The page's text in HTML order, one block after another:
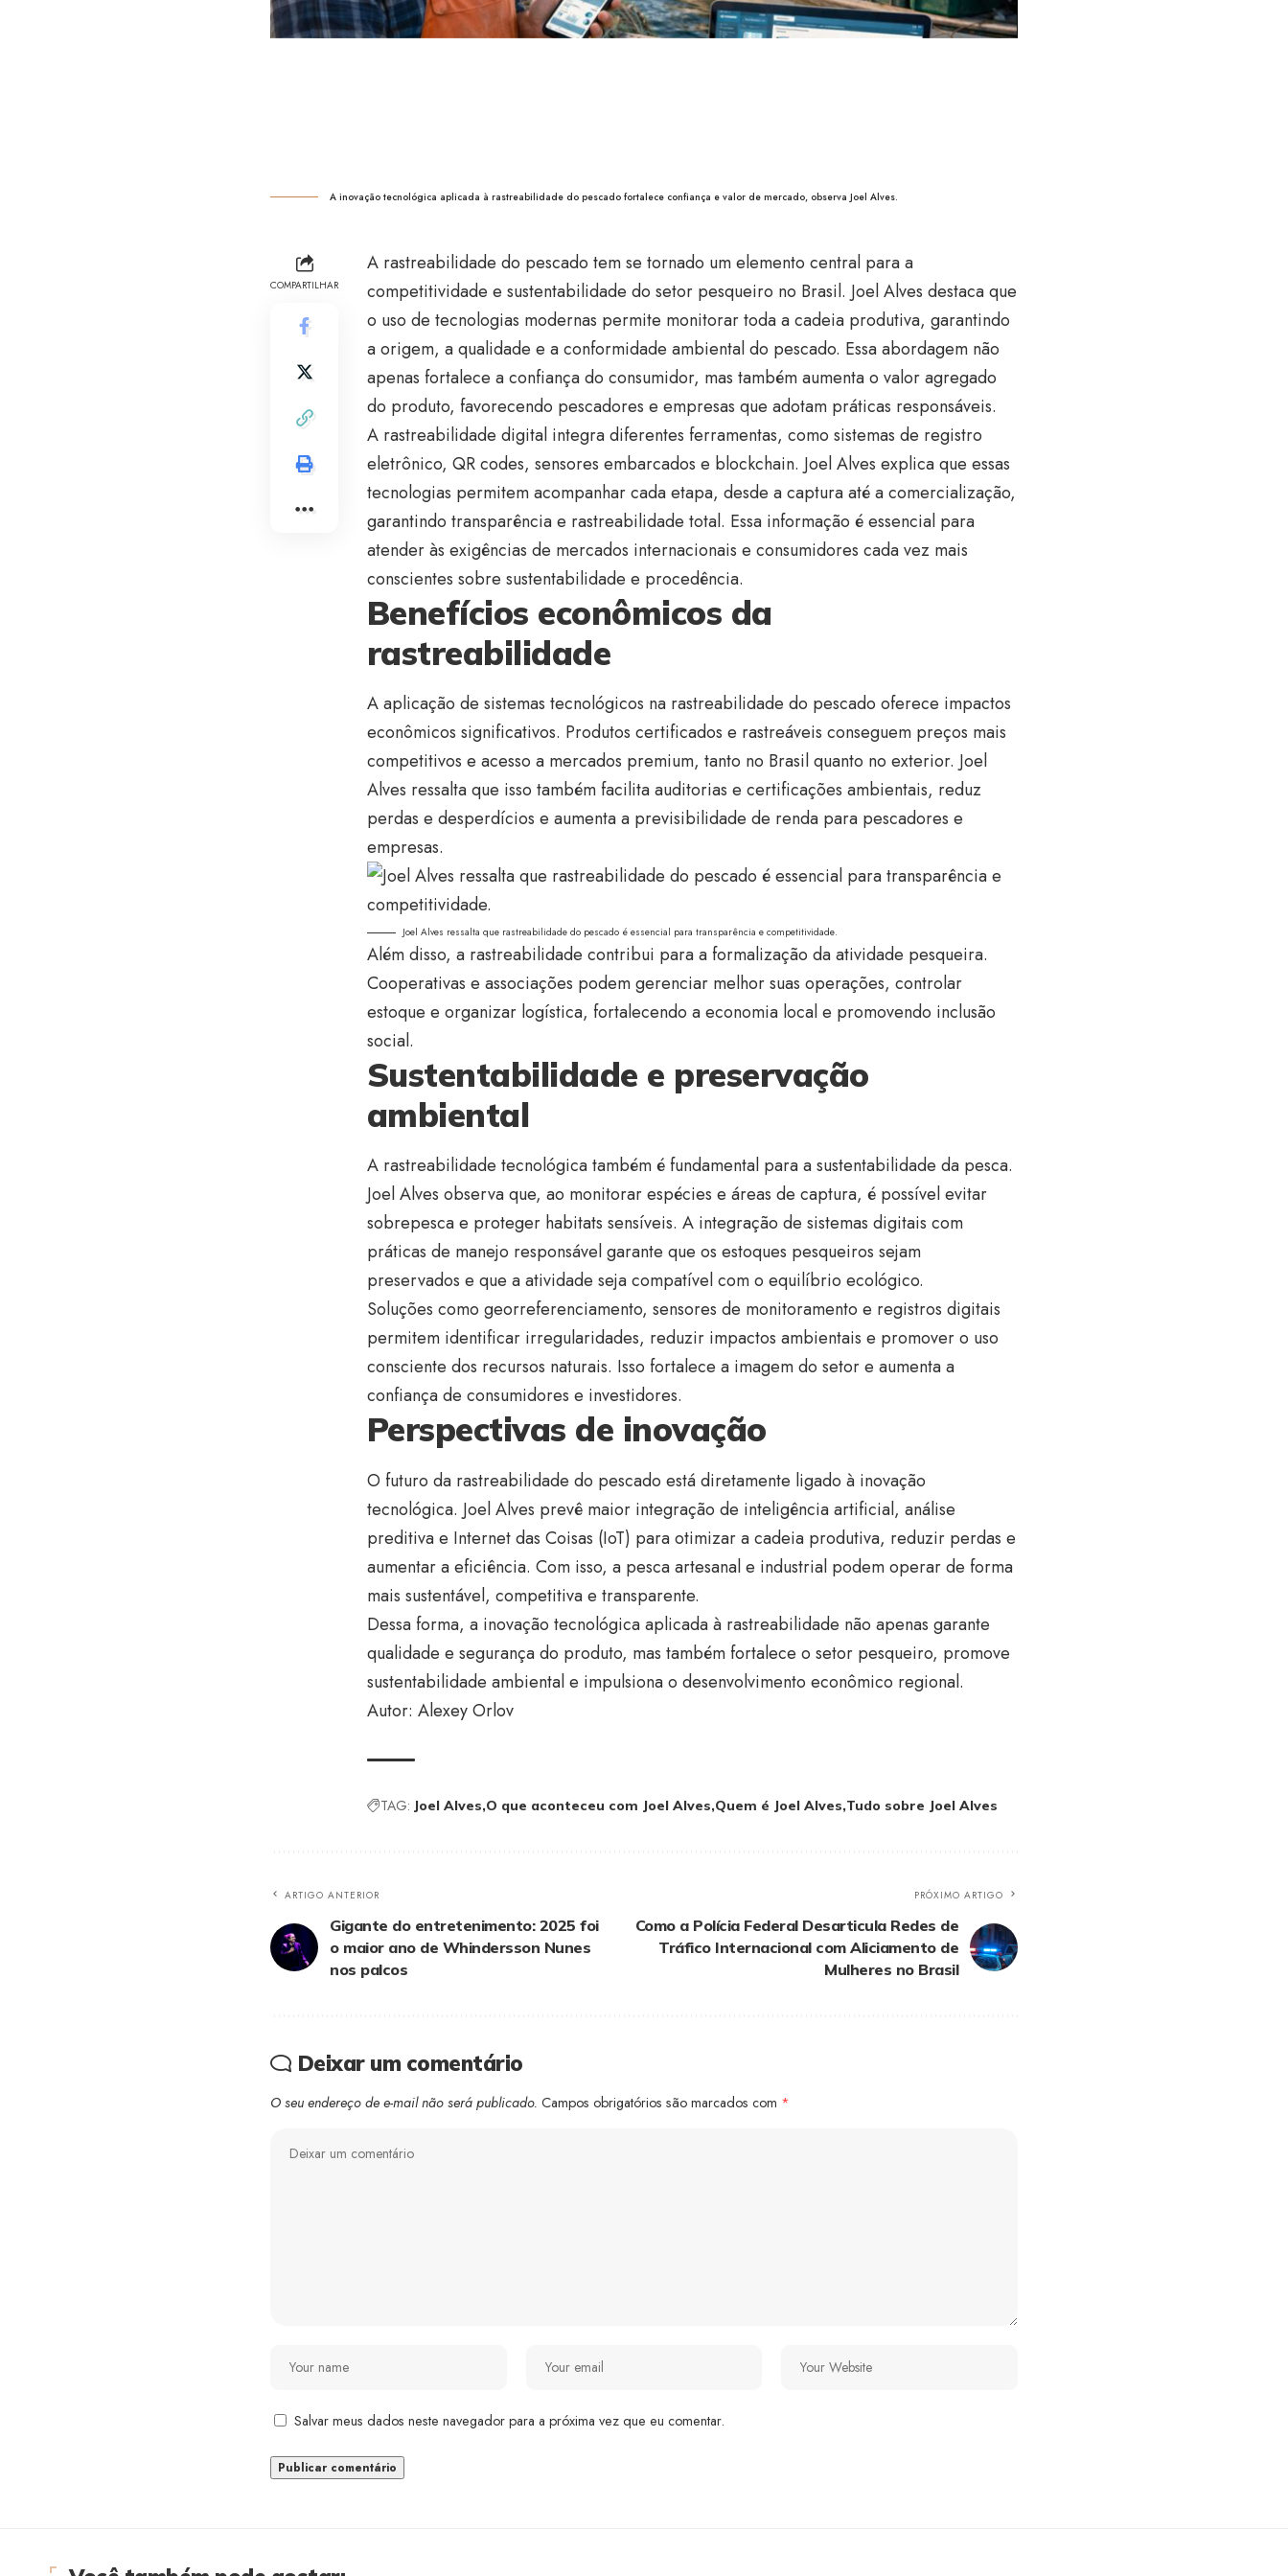
A inovação tecnológica aplicada à rastreabilidade do pescado fortalece confiança e valor de mercado, observa Joel Alves.
COMPARTILHAR
A rastreabilidade do pescado tem se tornado um elemento central para a
competitividade e sustentabilidade do setor pesqueiro no Brasil. Joel Alves destaca que
o uso de tecnologias modernas permite monitorar toda a cadeia produtiva, garantindo
a origem, a qualidade e a conformidade ambiental do pescado. Essa abordagem não
apenas fortalece a confiança do consumidor, mas também aumenta o valor agregado
do produto, favorecendo pescadores e empresas que adotam práticas responsáveis.
A rastreabilidade digital integra diferentes ferramentas, como sistemas de registro
eletrônico, QR codes, sensores embarcados e blockchain. Joel Alves explica que essas
tecnologias permitem acompanhar cada etapa, desde a captura até a comercialização,
garantindo transparência e rastreabilidade total. Essa informação é essencial para
atender às exigências de mercados internacionais e consumidores cada vez mais
conscientes sobre sustentabilidade e procedência.
Benefícios econômicos da
rastreabilidade
A aplicação de sistemas tecnológicos na rastreabilidade do pescado oferece impactos
econômicos significativos. Produtos certificados e rastreáveis conseguem preços mais
competitivos e acesso a mercados premium, tanto no Brasil quanto no exterior. Joel
Alves ressalta que isso também facilita auditorias e certificações ambientais, reduz
perdas e desperdícios e aumenta a previsibilidade de renda para pescadores e
empresas.
Joel Alves ressalta que rastreabilidade do pescado é essencial para transparência e competitividade.
Além disso, a rastreabilidade contribui para a formalização da atividade pesqueira.
Cooperativas e associações podem gerenciar melhor suas operações, controlar
estoque e organizar logística, fortalecendo a economia local e promovendo inclusão
social.
Sustentabilidade e preservação
ambiental
A rastreabilidade tecnológica também é fundamental para a sustentabilidade da pesca.
Joel Alves observa que, ao monitorar espécies e áreas de captura, é possível evitar
sobrepesca e proteger habitats sensíveis. A integração de sistemas digitais com
práticas de manejo responsável garante que os estoques pesqueiros sejam
preservados e que a atividade seja compatível com o equilíbrio ecológico.
Soluções como georreferenciamento, sensores de monitoramento e registros digitais
permitem identificar irregularidades, reduzir impactos ambientais e promover o uso
consciente dos recursos naturais. Isso fortalece a imagem do setor e aumenta a
confiança de consumidores e investidores.
Perspectivas de inovação
O futuro da rastreabilidade do pescado está diretamente ligado à inovação
tecnológica. Joel Alves prevê maior integração de inteligência artificial, análise
preditiva e Internet das Coisas (IoT) para otimizar a cadeia produtiva, reduzir perdas e
aumentar a eficiência. Com isso, a pesca artesanal e industrial podem operar de forma
mais sustentável, competitiva e transparente.
Dessa forma, a inovação tecnológica aplicada à rastreabilidade não apenas garante
qualidade e segurança do produto, mas também fortalece o setor pesqueiro, promove
sustentabilidade ambiental e impulsiona o desenvolvimento econômico regional.
Autor: Alexey Orlov
TAG: Joel Alves O que aconteceu com Joel Alves Quem é Joel Alves Tudo sobre Joel Alves
ARTIGO ANTERIOR
Gigante do entretenimento: 2025 foi
o maior ano de Whindersson Nunes
nos palcos
PRÓXIMO ARTIGO
Como a Polícia Federal Desarticula Redes de
Tráfico Internacional com Aliciamento de
Mulheres no Brasil
Deixar um comentário
O seu endereço de e-mail não será publicado. Campos obrigatórios são marcados com *
Salvar meus dados neste navegador para a próxima vez que eu comentar.